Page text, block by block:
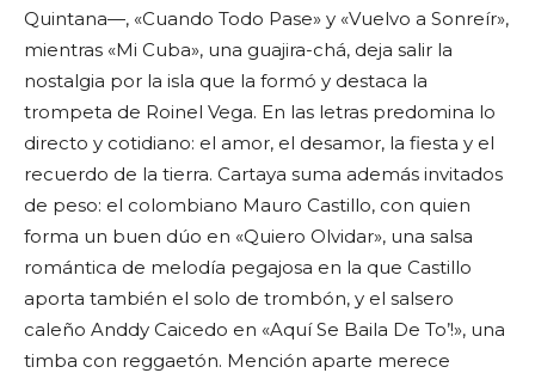
Quintana—, «Cuando Todo Pase» y «Vuelvo a Sonreír»,
mientras «Mi Cuba», una guajira-chá, deja salir la
nostalgia por la isla que la formó y destaca la
trompeta de Roinel Vega. En las letras predomina lo
directo y cotidiano: el amor, el desamor, la fiesta y el
recuerdo de la tierra. Cartaya suma además invitados
de peso: el colombiano Mauro Castillo, con quien
forma un buen dúo en «Quiero Olvidar», una salsa
romántica de melodía pegajosa en la que Castillo
aporta también el solo de trombón, y el salsero
caleño Anddy Caicedo en «Aquí Se Baila De To’!», una
timba con reggaetón. Mención aparte merece